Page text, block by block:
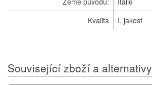
Kvalita
I. jakost
Související zboží a alternativy